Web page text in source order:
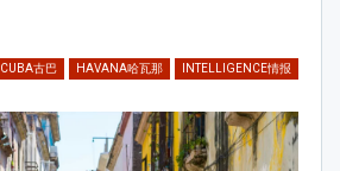
CUBA古巴 HAVANA哈瓦那 INTELLIGENCE情报